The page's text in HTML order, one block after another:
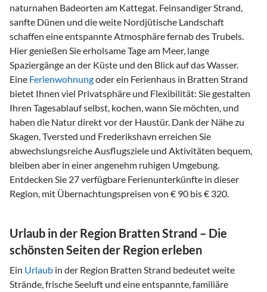
naturnahen Badeorten am Kattegat. Feinsandiger Strand,
sanfte Dünen und die weite Nordjütische Landschaft
schaffen eine entspannte Atmosphäre fernab des Trubels.
Hier genießen Sie erholsame Tage am Meer, lange
Spaziergänge an der Küste und den Blick auf das Wasser.
Eine Ferienwohnungoder ein Ferienhaus in Bratten Strand
bietet Ihnen viel Privatsphäre und Flexibilität: Sie gestalten
Ihren Tagesablauf selbst, kochen, wann Sie möchten, und
haben die Natur direkt vor der Haustür. Dank der Nähe zu
Skagen, Tversted und Frederikshavn erreichen Sie
abwechslungsreiche Ausflugsziele und Aktivitäten bequem,
bleiben aber in einer angenehm ruhigen Umgebung.
Entdecken Sie 27 verfügbare Ferienunterkünfte in dieser
Region, mit Übernachtungspreisen von € 90 bis € 320.
Urlaub in der Region Bratten Strand – Die
schönsten Seiten der Region erleben
Ein Urlaub in der Region Bratten Strand bedeutet weite
Strände, frische Seeluft und eine entspannte, familiäre